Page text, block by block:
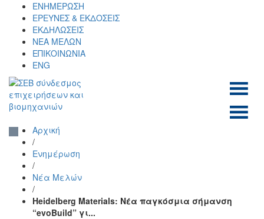
content
ΕΝΗΜΕΡΩΣΗ
ΕΡΕΥΝΕΣ & ΕΚΔΟΣΕΙΣ
ΕΚΔΗΛΩΣΕΙΣ
ΝΕΑ ΜΕΛΩΝ
ΕΠΙΚΟΙΝΩΝΙΑ
ENG
επιχειρήσεων και
βιομηχανιών
Αρχική
/
Ενημέρωση
/
Νέα Μελών
/
Heidelberg Materials: Nέα παγκόσμια σήμανση
“evoBuild” γι...